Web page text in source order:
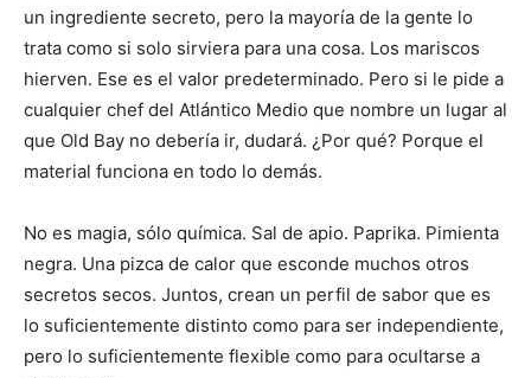
un ingrediente secreto, pero la mayoría de la gente lo
trata como si solo sirviera para una cosa. Los mariscos
hierven. Ese es el valor predeterminado. Pero si le pide a
cualquier chef del Atlántico Medio que nombre un lugar al
que Old Bay no debería ir, dudará. ¿Por qué? Porque el
material funciona en todo lo demás.
No es magia, sólo química. Sal de apio. Paprika. Pimienta
negra. Una pizca de calor que esconde muchos otros
secretos secos. Juntos, crean un perfil de sabor que es
lo suficientemente distinto como para ser independiente,
pero lo suficientemente flexible como para ocultarse a